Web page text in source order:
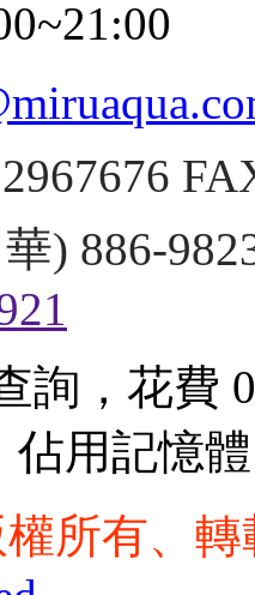
) 886-
詢，花費
佔用記憶
權所有、